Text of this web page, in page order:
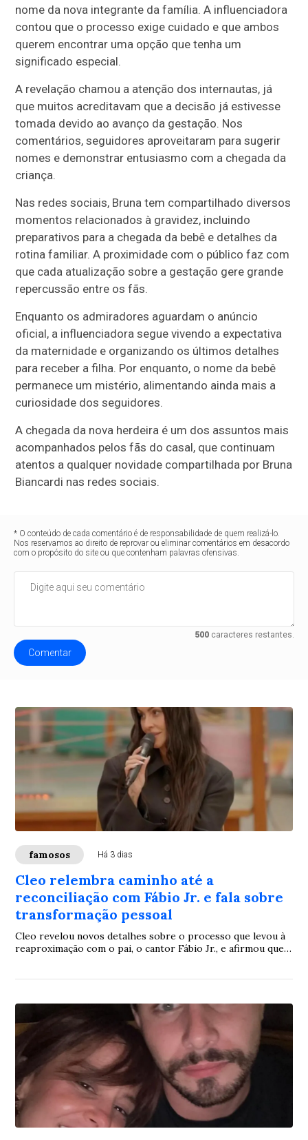
nome da nova integrante da família. A influenciadora
contou que o processo exige cuidado e que ambos
querem encontrar uma opção que tenha um
significado especial.
A revelação chamou a atenção dos internautas, já
que muitos acreditavam que a decisão já estivesse
tomada devido ao avanço da gestação. Nos
comentários, seguidores aproveitaram para sugerir
nomes e demonstrar entusiasmo com a chegada da
criança.
Nas redes sociais, Bruna tem compartilhado diversos
momentos relacionados à gravidez, incluindo
preparativos para a chegada da bebê e detalhes da
rotina familiar. A proximidade com o público faz com
que cada atualização sobre a gestação gere grande
repercussão entre os fãs.
Enquanto os admiradores aguardam o anúncio
oficial, a influenciadora segue vivendo a expectativa
da maternidade e organizando os últimos detalhes
para receber a filha. Por enquanto, o nome da bebê
permanece um mistério, alimentando ainda mais a
curiosidade dos seguidores.
A chegada da nova herdeira é um dos assuntos mais
acompanhados pelos fãs do casal, que continuam
atentos a qualquer novidade compartilhada por Bruna
Biancardi nas redes sociais.
* O conteúdo de cada comentário é de responsabilidade de quem realizá-lo.
Nos reservamos ao direito de reprovar ou eliminar comentários em desacordo
com o propósito do site ou que contenham palavras ofensivas.
500caracteres restantes.
Comentar
famosos Há 3 dias
Cleo relembra caminho até a
reconciliação com Fábio Jr. e fala sobre
transformação pessoal
Cleo revelou novos detalhes sobre o processo que levou à
reaproximação com o pai, o cantor Fábio Jr., e afirmou que a